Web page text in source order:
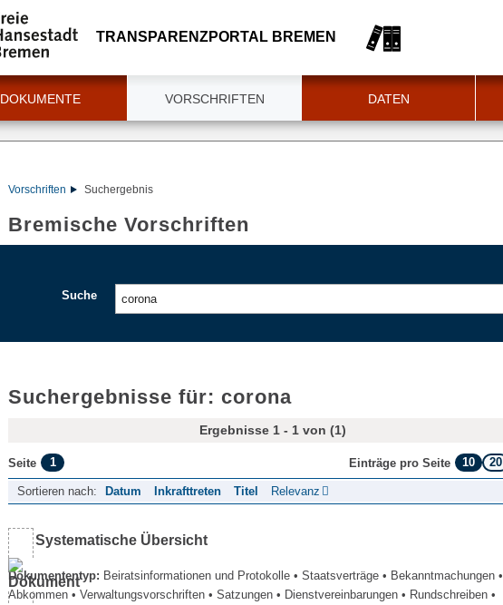
TRANSPARENZPORTAL BREMEN
DOKUMENTE VORSCHRIFTEN DATEN
Vorschriften Suchergebnis
Bremische Vorschriften
Suche
Suchergebnisse für: corona
Ergebnisse 1 - 1 von (1)
Seite 1 Einträge pro Seite 10 20
Sortieren nach: Datum Inkrafttreten Titel Relevanz
Systematische Übersicht
Dokumententyp: Beiratsinformationen und Protokolle • Staatsverträge • Bekanntmachungen •
Abkommen • Verwaltungsvorschriften • Satzungen • Dienstvereinbarungen • Rundschreiben •